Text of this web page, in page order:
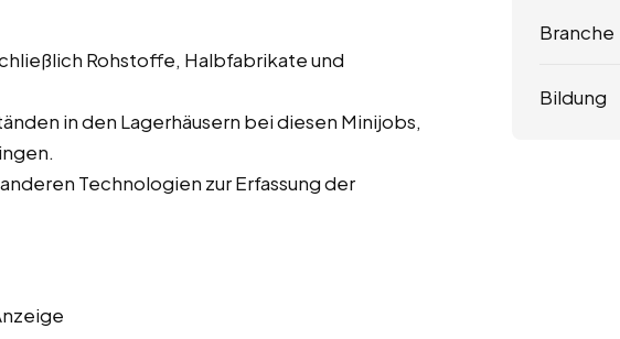
Rohstoffe, Halbfabrikate und
in den Lagerhäusern bei diesen Minijobs,
Technologien zur Erfassung der
Branche
Bildung